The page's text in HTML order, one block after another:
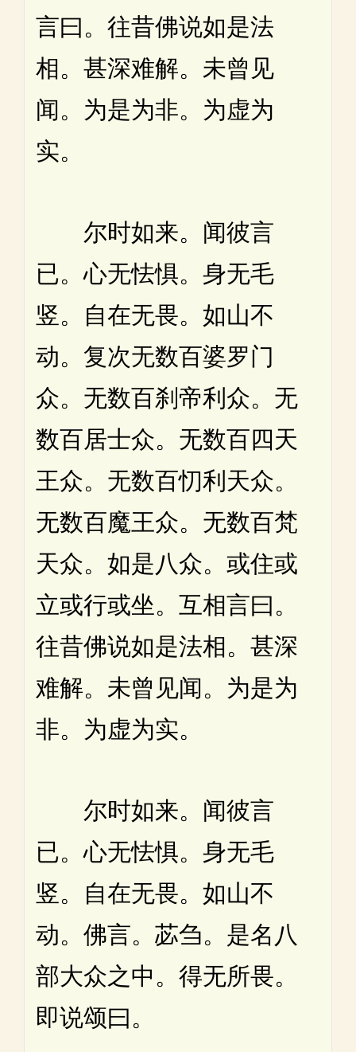
言曰。往昔佛说如是法
相。甚深难解。未曾见
闻。为是为非。为虚为
实。
尔时如来。闻彼言
已。心无怯惧。身无毛
竖。自在无畏。如山不
动。复次无数百婆罗门
众。无数百刹帝利众。无
数百居士众。无数百四天
王众。无数百忉利天众。
无数百魔王众。无数百梵
天众。如是八众。或住或
立或行或坐。互相言曰。
往昔佛说如是法相。甚深
难解。未曾见闻。为是为
非。为虚为实。
尔时如来。闻彼言
已。心无怯惧。身无毛
竖。自在无畏。如山不
动。佛言。苾刍。是名八
部大众之中。得无所畏。
即说颂曰。